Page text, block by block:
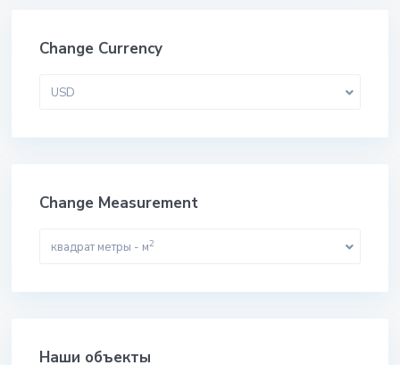
Change Currency
USD
Change Measurement
квадрат метры - м2
Наши объекты